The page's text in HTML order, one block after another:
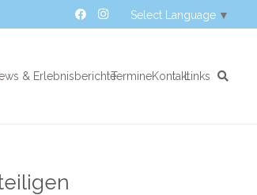
Select Language ▼
& ErlebnisberichteTermineKontaktLinks